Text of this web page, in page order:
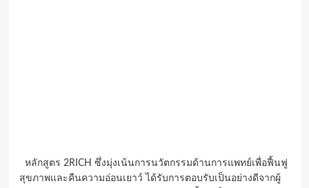
หลักสูตร 2RICH ซึ่งมุ่งเน้นการนวัตกรรมด้านการแพทย์เพื่อฟื้นฟู
สุขภาพและคืนความอ่อนเยาว์ ได้รับการตอบรับเป็นอย่างดีจากผู้